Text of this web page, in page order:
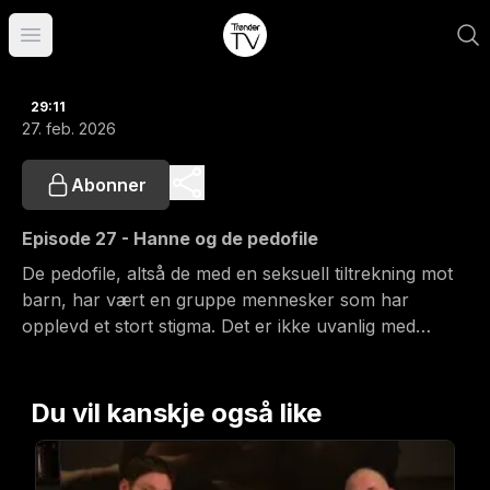
Åpne hovedmeny
29:11
27. feb. 2026
Abonner
Episode 27 - Hanne og de pedofile
De pedofile, altså de med en seksuell tiltrekning mot
barn, har vært en gruppe mennesker som har
opplevd et stort stigma. Det er ikke uvanlig med
fengsel og kaste nøkkelen. Mange opplever at dette
handler om tryggheten til ens barn og da ser man det
vegger sterke følelser. Konsekvensen er at dette
forblir en mystisk gruppe som forsvinner inn i
Du vil kanskje også like